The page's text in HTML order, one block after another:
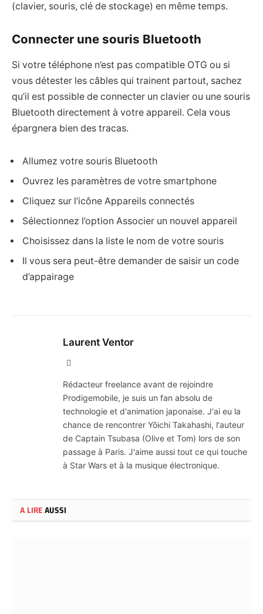
(clavier, souris, clé de stockage) en même temps.
Connecter une souris Bluetooth
Si votre téléphone n’est pas compatible OTG ou si
vous détester les câbles qui trainent partout, sachez
qu’il est possible de connecter un clavier ou une souris
Bluetooth directement à votre appareil. Cela vous
épargnera bien des tracas.
Allumez votre souris Bluetooth
Ouvrez les paramètres de votre smartphone
Cliquez sur l’icône Appareils connectés
Sélectionnez l’option Associer un nouvel appareil
Choisissez dans la liste le nom de votre souris
Il vous sera peut-être demander de saisir un code
d’appairage
Laurent Ventor
Rédacteur freelance avant de rejoindre
Prodigemobile, je suis un fan absolu de
technologie et d'animation japonaise. J'ai eu la
chance de rencontrer Yōichi Takahashi, l'auteur
de Captain Tsubasa (Olive et Tom) lors de son
passage à Paris. J'aime aussi tout ce qui touche
à Star Wars et à la musique électronique.
A LIREAUSSI